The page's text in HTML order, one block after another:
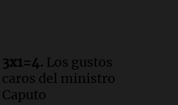
3x1=4. Los gustos
caros del ministro
Caputo